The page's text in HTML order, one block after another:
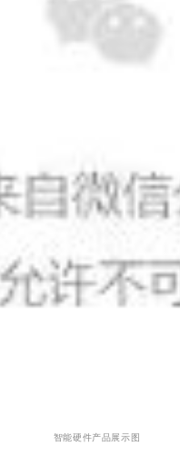
智能硬件产品展示图